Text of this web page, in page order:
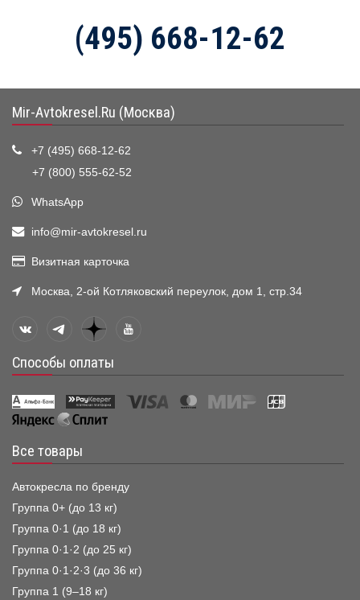
(495) 668-12-62
Mir-Avtokresel.Ru (Москва)
+7 (495) 668-12-62
+7 (800) 555-62-52
WhatsApp
info@mir-avtokresel.ru
Визитная карточка
Москва, 2-ой Котляковский переулок, дом 1, стр.34
Способы оплаты
Все товары
Автокресла по бренду
Группа 0+ (до 13 кг)
Группа 0·1 (до 18 кг)
Группа 0·1·2 (до 25 кг)
Группа 0·1·2·3 (до 36 кг)
Группа 1 (9–18 кг)